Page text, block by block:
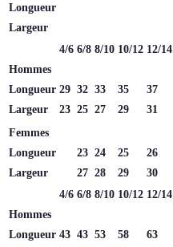
Longueur
Largeur
4/6 6/8 8/10 10/12 12/14
Hommes
Longueur 29 32 33 35 37
Largeur
23 25 27 29 31
Femmes
Longueur
23 24 25 26
Largeur
27 28 29 30
4/6 6/8 8/10 10/12 12/14
Hommes
Longueur 43 43 53 58 63